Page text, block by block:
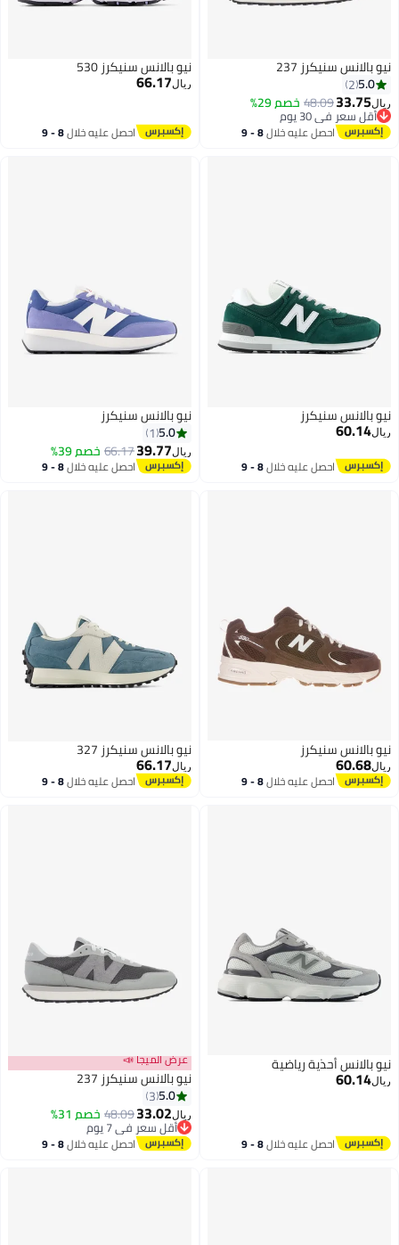
237
48.09خصم 29%
30 يوم
30 يوم
احصل عليه خلال 8 - 9
اغسطس
نيو بالانس سنيكرز 530
احصل عليه خلال 8 - 9
اغسطس
سنيكرز
احصل عليه خلال 8 - 9
اغسطس
نيو بالانس سنيكرز
66.17خصم 39%
احصل عليه خلال 8 - 9
اغسطس
سنيكرز
احصل عليه خلال 8 - 9
اغسطس
نيو بالانس سنيكرز 327
احصل عليه خلال 8 - 9
اغسطس
أحذية رياضية
احصل عليه خلال 8 - 9
اغسطس
عرض الميجا 📣
نيو بالانس سنيكرز 237
48.09خصم 31%
أقل سعر في 7 يوم
أقل سعر في 7 يوماحصل عليه خلال 8 - 9
اغسطس